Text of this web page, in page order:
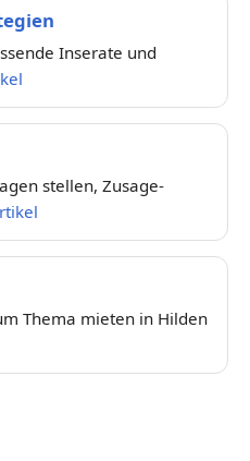
Inserate und
stellen, Zusage-
Thema mieten in Hilden